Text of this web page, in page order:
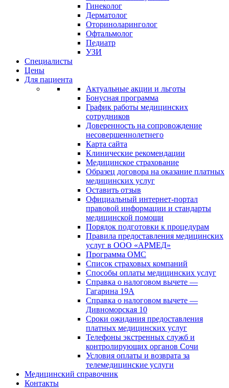
Гинеколог
Дерматолог
Оториноларинголог
Офтальмолог
Педиатр
УЗИ
Специалисты
Цены
Для пациента
Актуальные акции и льготы
Бонусная программа
График работы медицинских
сотрудников
Доверенность на сопровождение
несовершеннолетнего
Карта сайта
Клинические рекомендации
Медицинское страхование
Образец договора на оказание платных
медицинских услуг
Оставить отзыв
Официальный интернет-портал
правовой информации и стандарты
медицинской помощи
Порядок подготовки к процедурам
Правила предоставления медицинских
услуг в ООО «АРМЕД»
Программа ОМС
Список страховых компаний
Способы оплаты медицинских услуг
Справка о налоговом вычете —
Гагарина 19А
Справка о налоговом вычете —
Дивноморская 10
Сроки ожидания предоставления
платных медицинских услуг
Телефоны экстренных служб и
контролирующих органов Сочи
Условия оплаты и возврата за
телемедицинские услуги
Медицинский справочник
Контакты